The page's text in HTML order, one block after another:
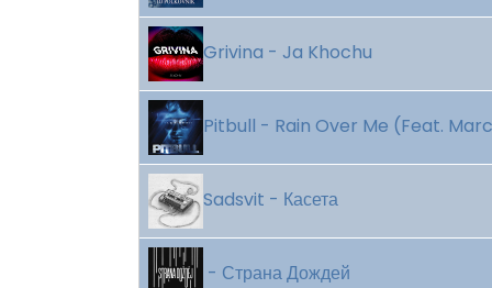
Grivina - Ja Khochu
Pitbull - Rain Over Me (Feat.
Sadsvit - Касета
- Страна Дождей